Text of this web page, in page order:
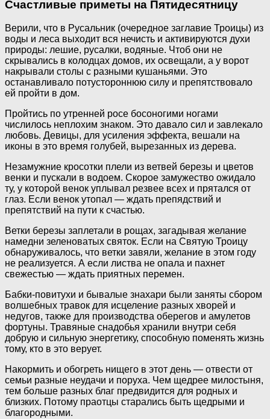
Счастливые приметы на Пятидесятницу
Верили, что в Русальник (очередное заглавие Троицы) из
воды и леса выходит вся нечисть и активируются духи
природы: лешие, русалки, водяные. Чтоб они не
скрывались в колодцах домов, их освещали, а у ворот
накрывали столы с разными кушаньями. Это
останавливало потустороннюю силу и препятствовало
ей пройти в дом.
Пройтись по утренней росе босоногими ногами
числилось неплохим знаком. Это давало сил и завлекало
любовь. Девицы, для усиления эффекта, вешали на
иконы в это время голубей, вырезанных из дерева.
Незамужние кросотки плели из ветвей березы и цветов
венки и пускали в водоем. Скорое замужество ожидало
ту, у которой венок уплывал резвее всех и прятался от
глаз. Если венок утопал — ждать препядствий и
препятствий на пути к счастью.
Ветки березы заплетали в рощах, загадывая желание
намедни зеленоватых святок. Если на Святую Троицу
обнаруживалось, что ветки завяли, желание в этом году
не реализуется. А если листва не опала и пахнет
свежестью — ждать приятных перемен.
Бабки-повитухи и бывалые знахари были заняты сбором
волшебных травок для исцеление разных хворей и
недугов, также для производства оберегов и амулетов
фортуны. Травяные снадобья хранили внутри себя
добрую и сильную энергетику, способную поменять жизнь
тому, кто в это верует.
Накормить и обогреть нищего в этот день — отвести от
семьи разные неудачи и поруха. Чем щедрее милостыня,
тем больше разных благ предвидится для родных и
близких. Потому праотцы старались быть щедрыми и
благородными.